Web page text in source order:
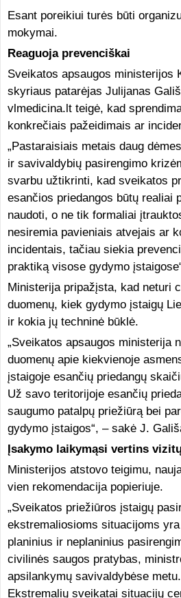
Esant poreikiui turės būti
mokymai.
Reaguoja prevenciškai
Sveikatos apsaugos ministerijos
skyriaus patarėjas Julijanas
vlmedicina.lt teigė, kad
konkrečiais pažeidimais ar
„Pastaraisiais metais daug
ir savivaldybių pasirengimo
svarbu užtikrinti, kad sveikatos
esančios priedangos būtų realiai
naudoti, o ne tik formaliai
nesiremia pavieniais atvejais ar
incidentais, tačiau siekia
praktiką visose gydymo
Ministerija pripažįsta, kad neturi
duomenų, kiek gydymo įstaigų
ir kokia jų techninė būklė.
„Sveikatos apsaugos ministerija
duomenų apie kiekvienoje
įstaigoje esančių priedangų
Už savo teritorijoje esančių
saugumo patalpų priežiūrą bei
gydymo įstaigos“, – sakė J.
Įsakymo laikymąsi vertins
Ministerijos atstovo teigimu,
vien rekomendacija popieriuje.
„Sveikatos priežiūros įstaigų
ekstremaliosioms situacijoms
planinius ir neplaninius
civilinės saugos pratybas,
apsilankymų savivaldybėse
Ekstremalių sveikatai situacijų